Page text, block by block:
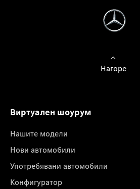
Нагоре
Виртуален шоурум
Нашите модели
Нови автомобили
Употребявани автомобили
Конфигуратор